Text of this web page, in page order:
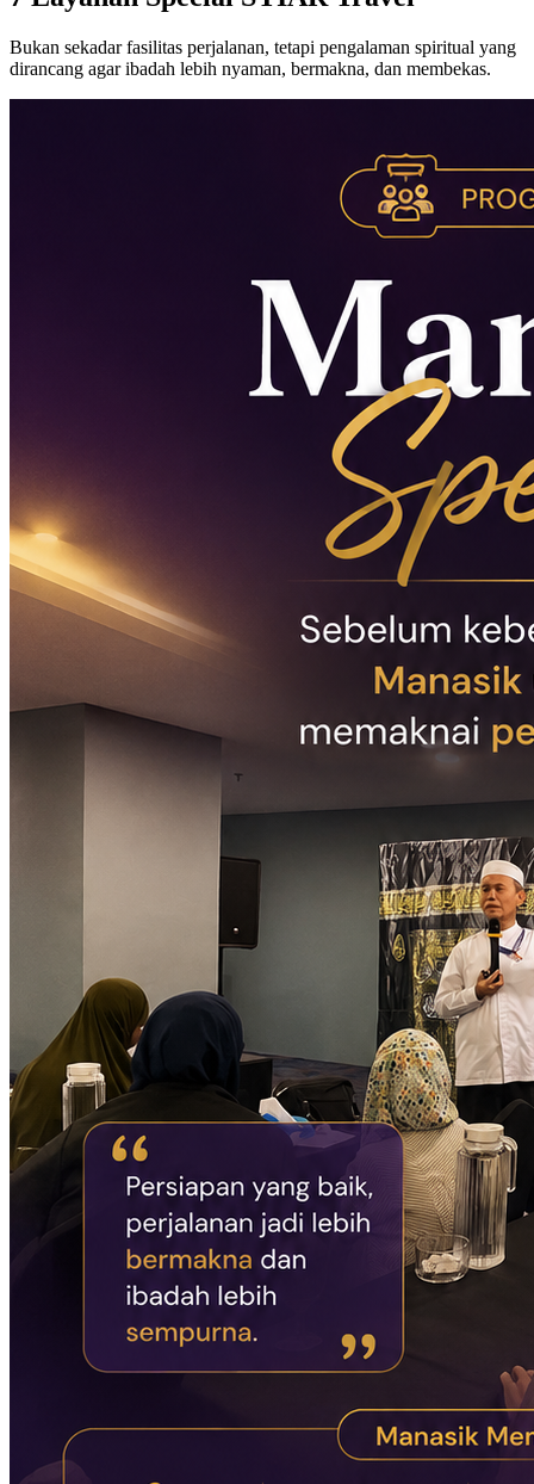
Bukan sekadar fasilitas perjalanan, tetapi pengalaman spiritual yang
dirancang agar ibadah lebih nyaman, bermakna, dan membekas.